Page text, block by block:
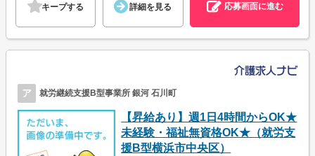
キープする 詳細を見る 応募画面に進む
ア 就労継続支援B型事業所 銀河 石川町
【昇給あり】週1日4時間からOK★
未経験・福祉無資格OK★（就労支
援B型横浜市中央区）